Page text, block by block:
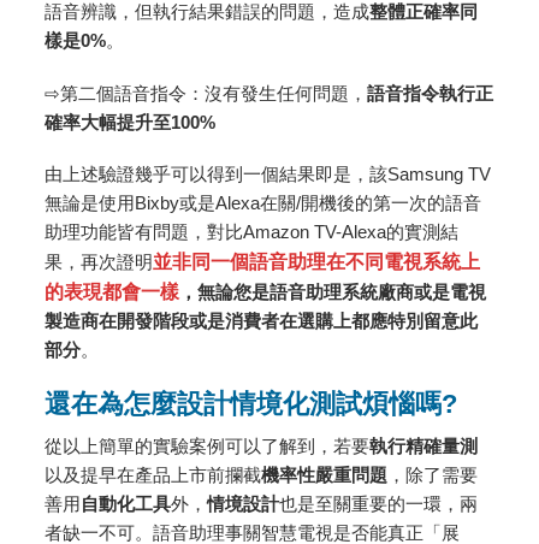
語音辨識，但執行結果錯誤的問題，造成整體正確率同
樣是0%。
⇨第二個語音指令：沒有發生任何問題，語音指令執行正
確率大幅提升至100%
由上述驗證幾乎可以得到一個結果即是，該Samsung TV
無論是使用Bixby或是Alexa在關/開機後的第一次的語音
助理功能皆有問題，對比Amazon TV-Alexa的實測結
果，再次證明並非同一個語音助理在不同電視系統上
的表現都會一樣 ，無論您是語音助理系統廠商或是電視
製造商在開發階段或是消費者在選購上都應特別留意此
部分。
還在為怎麼設計情境化測試煩惱嗎?
從以上簡單的實驗案例可以了解到，若要執行精確量測
以及提早在產品上市前攔截機率性嚴重問題 ，除了需要
善用自動化工具外，情境設計也是至關重要的一環，兩
者缺一不可。語音助理事關智慧電視是否能真正「展